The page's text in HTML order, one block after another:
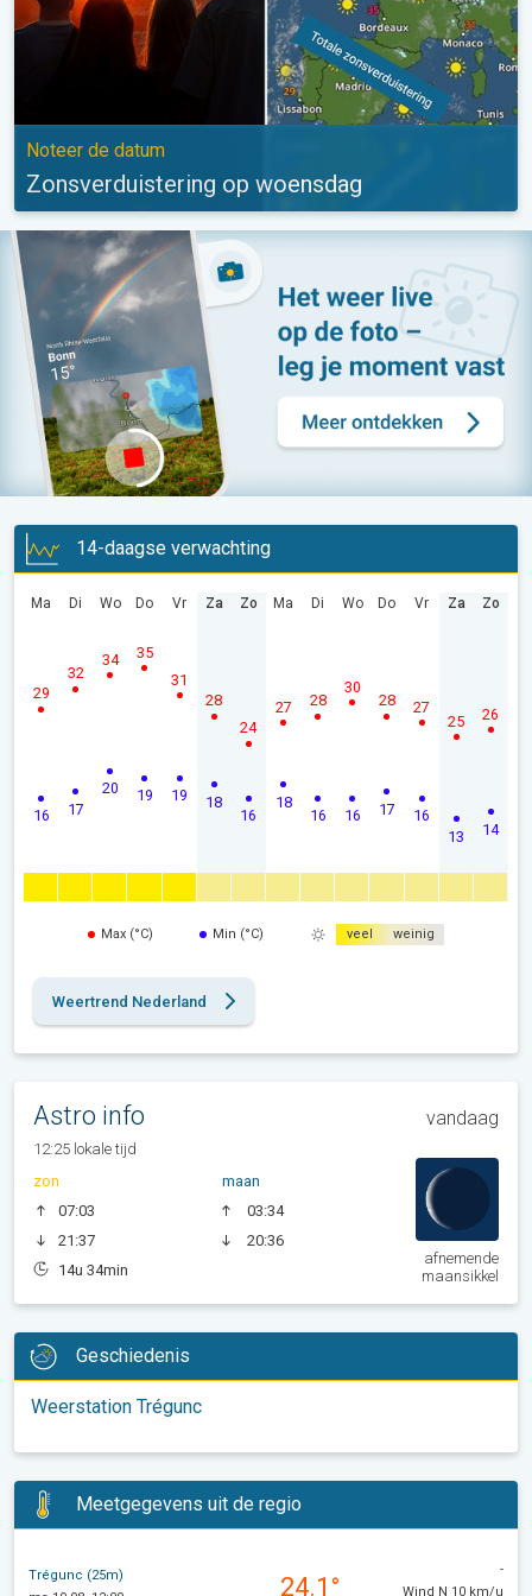
Noteer de datum
Zonsverduistering op woensdag
14-daagse verwachting
Ma
16
29
Di
17
32
Wo
20
34
Do
19
35
Vr
19
31
Za
18
28
Zo
16
24
Ma
18
27
Di
16
28
Wo
16
30
Do
17
28
Vr
16
27
Za
13
25
Zo
14
26
Max (°C) Min (°C) veel weinig
Weertrend Nederland
Astro info vandaag
12:25 lokale tijd
zon
07:03
21:37
14u 34min
maan
03:34
20:36
afnemende
maansikkel
Geschiedenis
Weerstation Trégunc
Meetgegevens uit de regio
Trégunc (25m)
24.1°
-
Wind N 10 km/u